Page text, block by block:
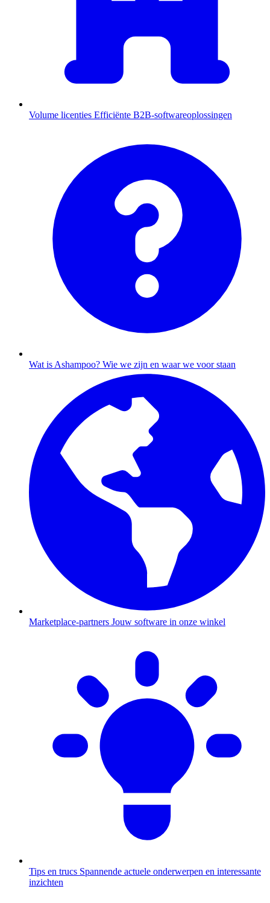
Volume licenties Efficiënte B2B-softwareoplossingen
Wat is Ashampoo? Wie we zijn en waar we voor staan
Marketplace-partners Jouw software in onze winkel
Tips en trucs Spannende actuele onderwerpen en interessante
inzichten